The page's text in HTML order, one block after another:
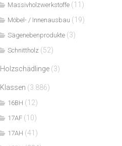
Massivholzwerkstoffe (11)
Möbel- / Innenausbau (19)
Sägenebenprodukte (3)
Schnittholz (52)
Holzschädlinge (3)
Klassen (3.886)
16BH (12)
17AF (10)
17AH (41)